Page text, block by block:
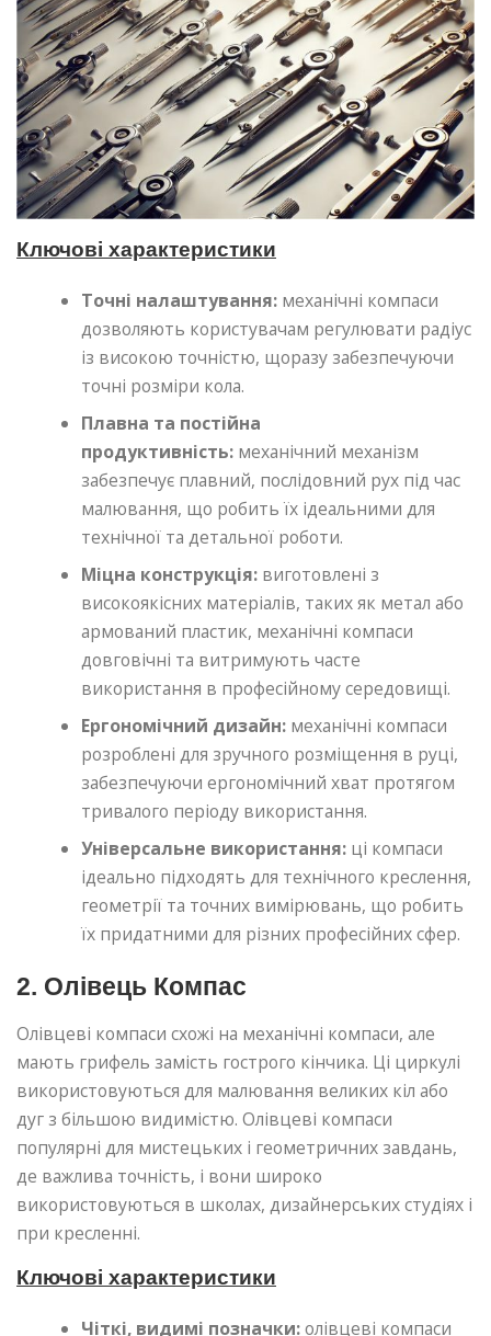
Ключові характеристики
Точні налаштування: механічні компаси
дозволяють користувачам регулювати радіус
із високою точністю, щоразу забезпечуючи
точні розміри кола.
Плавна та постійна
продуктивність: механічний механізм
забезпечує плавний, послідовний рух під час
малювання, що робить їх ідеальними для
технічної та детальної роботи.
Міцна конструкція: виготовлені з
високоякісних матеріалів, таких як метал або
армований пластик, механічні компаси
довговічні та витримують часте
використання в професійному середовищі.
Ергономічний дизайн: механічні компаси
розроблені для зручного розміщення в руці,
забезпечуючи ергономічний хват протягом
тривалого періоду використання.
Універсальне використання: ці компаси
ідеально підходять для технічного креслення,
геометрії та точних вимірювань, що робить
їх придатними для різних професійних сфер.
2. Олівець Компас
Олівцеві компаси схожі на механічні компаси, але
мають грифель замість гострого кінчика. Ці циркулі
використовуються для малювання великих кіл або
дуг з більшою видимістю. Олівцеві компаси
популярні для мистецьких і геометричних завдань,
де важлива точність, і вони широко
використовуються в школах, дизайнерських студіях і
при кресленні.
Ключові характеристики
Чіткі, видимі позначки:олівцеві компаси